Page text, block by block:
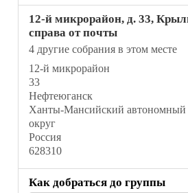
12-й микрорайон, д. 33,
справа от почты
4 другие собрания в этом месте
12-й микрорайон
33
Нефтеюганск
Ханты-Мансийский автономный
округ
Россия
628310
Как добраться до группы